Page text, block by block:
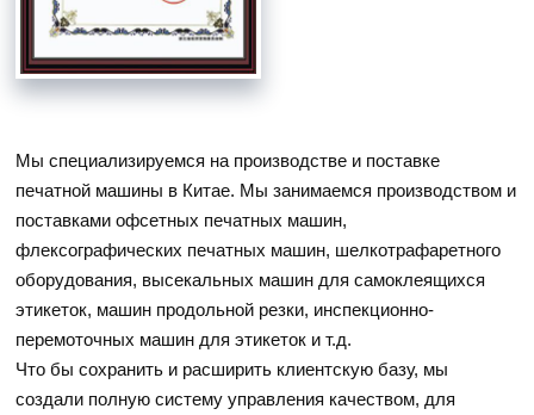
Мы специализируемся на производстве и поставке
печатной машины в Китае. Мы занимаемся производством и
поставками офсетных печатных машин,
флексографических печатных машин, шелкотрафаретного
оборудования, высекальных машин для самоклеящихся
этикеток, машин продольной резки, инспекционно-
перемоточных машин для этикеток и т.д.
Что бы сохранить и расширить клиентскую базу, мы
создали полную систему управления качеством, для